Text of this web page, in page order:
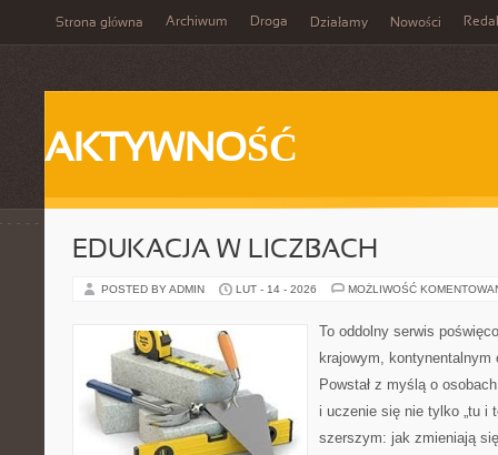
Strona główna Archiwum Droga Działamy Nowości
AKTYWNOŚĆ
EDUKACJA W LICZBACH
POSTED BY ADMIN LUT - 14 - 2026 MOŻLIWOŚĆ
To oddolny serwis
krajowym, kontynentalnym
Powstał z myślą o
i uczenie się nie tylko „tu i
szerszym: jak zmieniają